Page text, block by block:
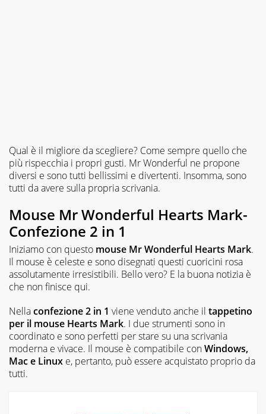
Qual è il migliore da scegliere? Come sempre quello che
più rispecchia i propri gusti. Mr Wonderful ne propone
diversi e sono tutti bellissimi e divertenti. Insomma, sono
tutti da avere sulla propria scrivania.
Mouse Mr Wonderful Hearts Mark-
Confezione 2 in 1
Iniziamo con questo mouse Mr Wonderful Hearts Mark.
Il mouse è celeste e sono disegnati questi cuoricini rosa
assolutamente irresistibili. Bello vero? E la buona notizia è
che non finisce qui.
Nellaconfezione 2 in 1 viene venduto anche il tappetino
per il mouse Hearts Mark. I due strumenti sono in
coordinato e sono perfetti per stare su una scrivania
moderna e vivace. Il mouse è compatibile conWindows,
Mac e Linux e, pertanto, può essere acquistato proprio da
tutti.